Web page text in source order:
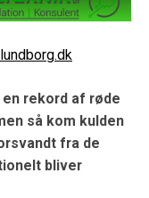
rekord af røde
så kom kulden
fra de
bliver